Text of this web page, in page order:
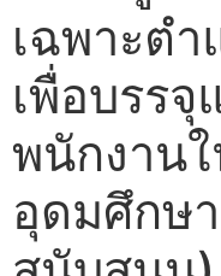
เฉพาะต
เพื่อบรร
พนักงาน
อุดมศึกษ